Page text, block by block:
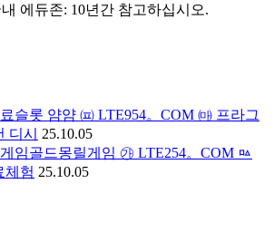
에듀존: 10년간 참고하십시오.
슬롯 얌얌 ㈌ LTE954。COM ㈒ 프라그
디시
25.10.05
임골드몽릴게임 ㉮ LTE254。COM ㅰ
체험 25.10.05